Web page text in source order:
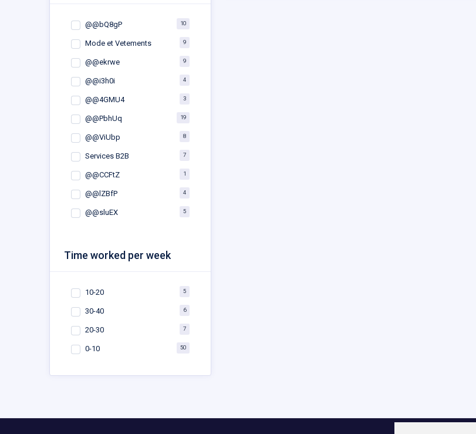
@@bQ8gP 10
Mode et Vetements 9
@@ekrwe 9
@@i3h0i 4
@@4GMU4 3
@@PbhUq 19
@@ViUbp 8
Services B2B 7
@@CCFtZ 1
@@lZBfP 4
@@sluEX 5
Time worked per week
10-20 5
30-40 6
20-30 7
0-10 50